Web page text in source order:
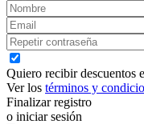
Quiero recibir descuentos
Ver los términos y
Finalizar registro
o iniciar sesión